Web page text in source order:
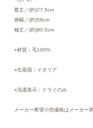
着丈／(約)77.5cm
身幅／(約)58cm
袖丈／(約)80.5cm
○材質：毛100%
○生産国：イタリア
○洗濯表示：ドライのみ
メーカー希望小売価格はメーカー